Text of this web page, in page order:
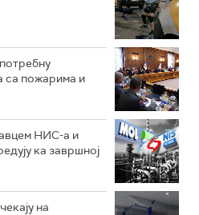
са пожарима и
НИС-а и
ка завршној
на